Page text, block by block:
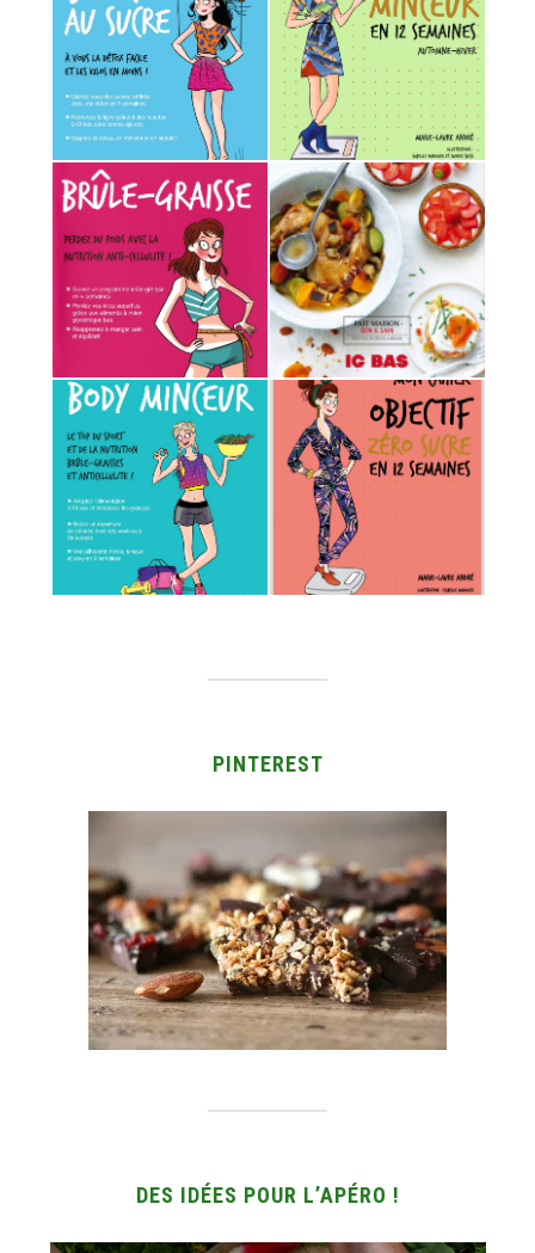
PINTEREST
DES IDÉES POUR L’APÉRO !